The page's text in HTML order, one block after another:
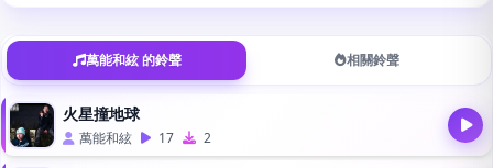
萬能和絃 的鈴聲 相關鈴聲
火星撞地球
萬能和絃 17 2